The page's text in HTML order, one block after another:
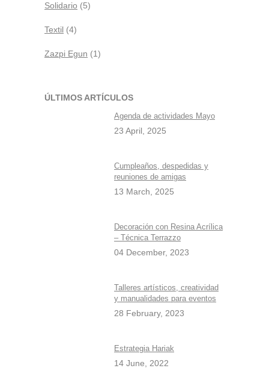
Solidario (5)
Textil (4)
Zazpi Egun (1)
ÚLTIMOS ARTÍCULOS
Agenda de actividades Mayo
23 April, 2025
Cumpleaños, despedidas y
reuniones de amigas
13 March, 2025
Decoración con Resina Acrílica
– Técnica Terrazzo
04 December, 2023
Talleres artísticos, creatividad
y manualidades para eventos
28 February, 2023
Estrategia Hariak
14 June, 2022